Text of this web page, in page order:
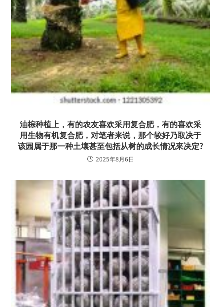
油棕种植上，有的农友喜欢采用复合肥，有的喜欢采
用生物有机复合肥，对笔者来说，那个较好乃取决于
该园属于那一种土壤甚至包括从树的成长情况來决定?
2025年8月6日